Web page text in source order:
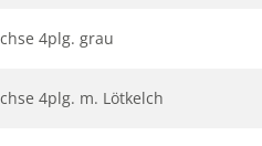
4plg. grau
4plg. m. Lötkelch